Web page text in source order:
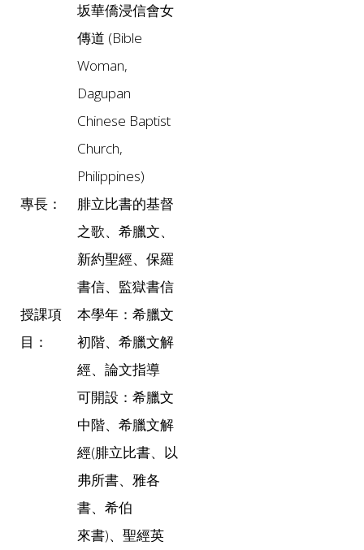
坂華僑浸信會女
傳道 (Bible
Woman,
Dagupan
Chinese Baptist
Church,
Philippines)
專長：
腓立比書的基督
之歌、希臘文、
新約聖經、保羅
書信、監獄書信
授課項
目：
本學年：希臘文
初階、希臘文解
經、論文指導
可開設：希臘文
中階、希臘文解
經(腓立比書、以
弗所書、雅各
書、希伯
來書)、聖經英